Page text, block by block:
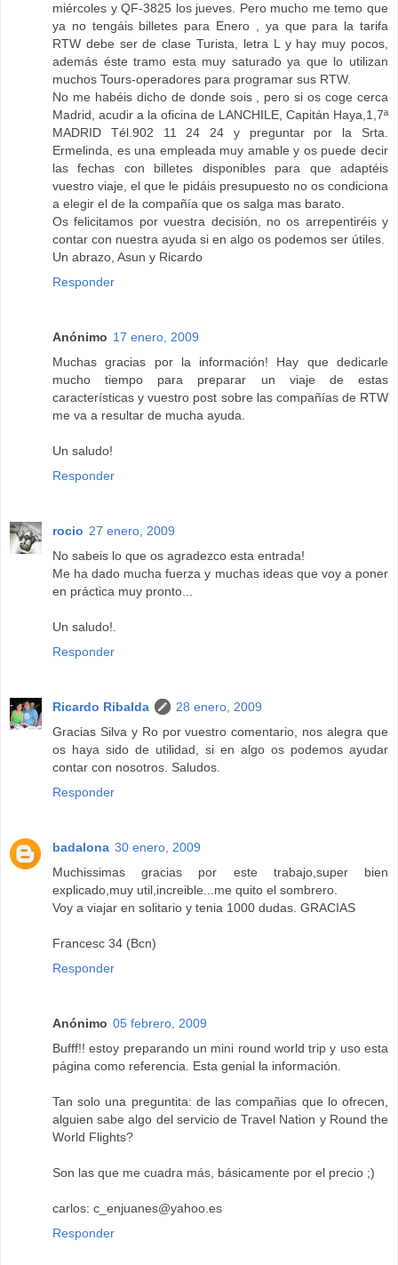
miércoles y QF-3825 los jueves. Pero mucho me temo que
ya no tengáis billetes para Enero , ya que para la tarifa
RTW debe ser de clase Turista, letra L y hay muy pocos,
además éste tramo esta muy saturado ya que lo utilizan
muchos Tours-operadores para programar sus RTW.
No me habéis dicho de donde sois , pero si os coge cerca
Madrid, acudir a la oficina de LANCHILE, Capitán Haya,1,7ª
MADRID Tél.902 11 24 24 y preguntar por la Srta.
Ermelinda, es una empleada muy amable y os puede decir
las fechas con billetes disponibles para que adaptéis
vuestro viaje, el que le pidáis presupuesto no os condiciona
a elegir el de la compañía que os salga mas barato.
Os felicitamos por vuestra decisión, no os arrepentiréis y
contar con nuestra ayuda si en algo os podemos ser útiles.
Un abrazo, Asun y Ricardo
Responder
Anónimo 17 enero, 2009
Muchas gracias por la información! Hay que dedicarle
mucho tiempo para preparar un viaje de estas
características y vuestro post sobre las compañías de RTW
me va a resultar de mucha ayuda.
Un saludo!
Responder
rocio 27 enero, 2009
No sabeis lo que os agradezco esta entrada!
Me ha dado mucha fuerza y muchas ideas que voy a poner
en práctica muy pronto...
Un saludo!.
Responder
Ricardo Ribalda
28 enero, 2009
Gracias Silva y Ro por vuestro comentario, nos alegra que
os haya sido de utilidad, si en algo os podemos ayudar
contar con nosotros. Saludos.
Responder
badalona 30 enero, 2009
Muchissimas gracias por este trabajo,super bien
explicado,muy util,increible...me quito el sombrero.
Voy a viajar en solitario y tenia 1000 dudas. GRACIAS
Francesc 34 (Bcn)
Responder
Anónimo 05 febrero, 2009
Bufff!! estoy preparando un mini round world trip y uso esta
página como referencia. Esta genial la información.
Tan solo una preguntita: de las compañias que lo ofrecen,
alguien sabe algo del servicio de Travel Nation y Round the
World Flights?
Son las que me cuadra más, básicamente por el precio ;)
carlos: c_enjuanes@yahoo.es
Responder